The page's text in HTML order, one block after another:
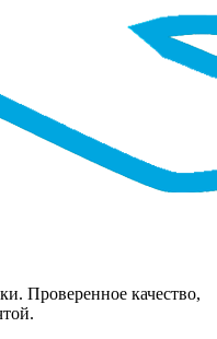
Проверенное качество,